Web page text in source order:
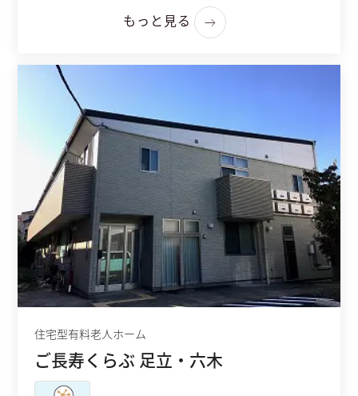
もっと見る
住宅型有料老人ホーム
ご長寿くらぶ 足立・六木